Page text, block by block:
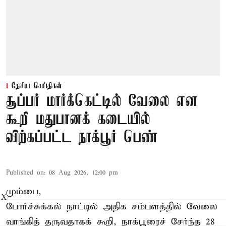
தேசிய செய்திகள்
சூப்பர் மார்க்கெட்டில் வேலை என
கூறி மதுபானக் கடையில்
விற்கப்பட்ட நாக்பூர் பெண்
Published on: 08 Aug 2026, 12:00 pm
மும்பை,
போர்ச்சுக்கல் நாட்டில் அதிக சம்பளத்தில் வேலை
வாங்கித் தருவதாகக் கூறி, நாக்பூரைச் சேர்ந்த 28
X